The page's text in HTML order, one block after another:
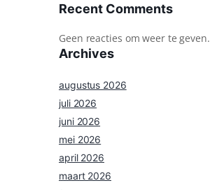
Recent Comments
Geen reacties om weer te geven.
Archives
augustus 2026
juli 2026
juni 2026
mei 2026
april 2026
maart 2026